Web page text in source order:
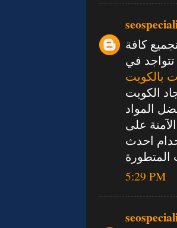
كافة
في
بالكويت
الكويت
المواد
على
احدث
5:29 PM